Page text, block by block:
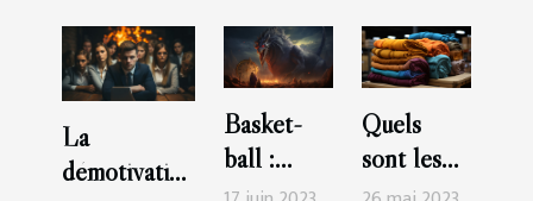
La
démotivation
Basket-
ball :
quelle est
Quels
sont les
avantages